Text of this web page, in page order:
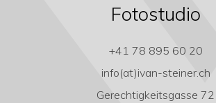
Fotostudio
+41 78 895 60 20
info(at)ivan-steiner.ch
Gerechtigkeitsgasse 72